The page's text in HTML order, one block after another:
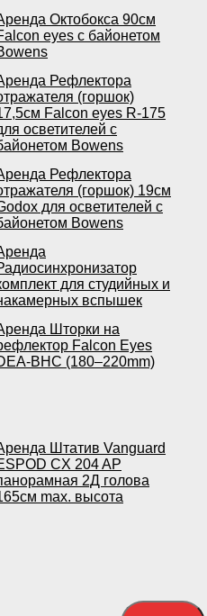
Октобокса 90см
eyes с байонетом
Рефлектора
(горшок)
Falcon eyes R-175
осветителей с
Bowens
Рефлектора
(горшок) 19см
для осветителей с
Bowens
для студийных и
вспышек
Шторки на
Falcon Eyes
BHC (180–220mm)
Штатив Vanguard
CX 204 AP
2Д голова
max. высота